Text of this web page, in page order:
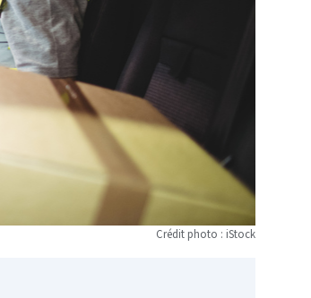
Crédit photo : iStock